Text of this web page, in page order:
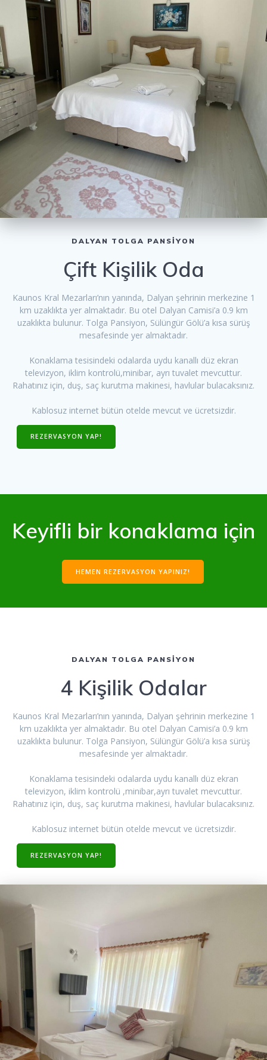
DALYAN TOLGA PANSİYON
Çift Kişilik Oda
Kaunos Kral Mezarları’nın yanında, Dalyan şehrinin merkezine 1
km uzaklıkta yer almaktadır. Bu otel Dalyan Camisi’a 0.9 km
uzaklıkta bulunur. Tolga Pansiyon, Sülüngür Gölü’a kısa sürüş
mesafesinde yer almaktadır.
Konaklama tesisindeki odalarda uydu kanallı düz ekran
televizyon, iklim kontrolü,minibar, ayrı tuvalet mevcuttur.
Rahatınız için, duş, saç kurutma makinesi, havlular bulacaksınız.
Kablosuz internet bütün otelde mevcut ve ücretsizdir.
REZERVASYON YAP!
Keyifli bir konaklama için
HEMEN REZERVASYON YAPINIZ!
DALYAN TOLGA PANSİYON
4 Kişilik Odalar
Kaunos Kral Mezarları’nın yanında, Dalyan şehrinin merkezine 1
km uzaklıkta yer almaktadır. Bu otel Dalyan Camisi’a 0.9 km
uzaklıkta bulunur. Tolga Pansiyon, Sülüngür Gölü’a kısa sürüş
mesafesinde yer almaktadır.
Konaklama tesisindeki odalarda uydu kanallı düz ekran
televizyon, iklim kontrolü ,minibar,ayrı tuvalet mevcuttur.
Rahatınız için, duş, saç kurutma makinesi, havlular bulacaksınız.
Kablosuz internet bütün otelde mevcut ve ücretsizdir.
REZERVASYON YAP!